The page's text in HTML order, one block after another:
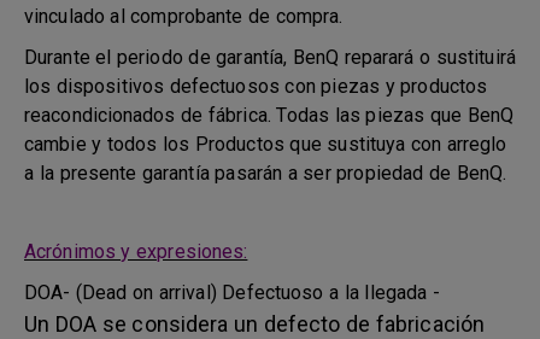
vinculado al comprobante de compra.
Durante el periodo de garantía, BenQ reparará o sustituirá
los dispositivos defectuosos con piezas y productos
reacondicionados de fábrica. Todas las piezas que BenQ
cambie y todos los Productos que sustituya con arreglo
a la presente garantía pasarán a ser propiedad de BenQ.
Acrónimos y expresiones:
DOA- (Dead on arrival) Defectuoso a la llegada -
Un DOA se considera un defecto de fabricación